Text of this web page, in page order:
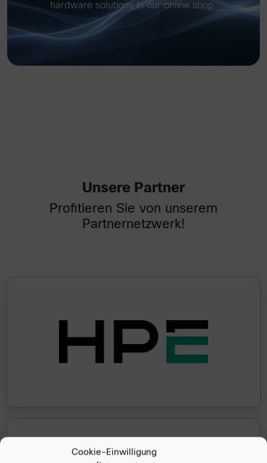
Cookie-Einwilligung
hardware solutions in our online shop.
Unsere Partner
Profitieren Sie von unserem
Partnernetzwerk!